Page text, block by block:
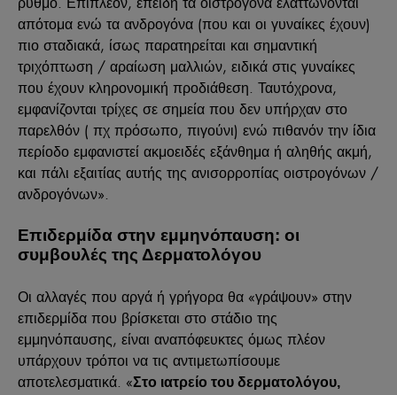
απότομα ενώ τα ανδρογόνα (που και οι γυναίκες έχουν)
πιο σταδιακά, ίσως παρατηρείται και σημαντική
τριχόπτωση / αραίωση μαλλιών, ειδικά στις γυναίκες
που έχουν κληρονομική προδιάθεση. Ταυτόχρονα,
εμφανίζονται τρίχες σε σημεία που δεν υπήρχαν στο
παρελθόν ( πχ πρόσωπο, πιγούνι) ενώ πιθανόν την ίδια
περίοδο εμφανιστεί ακμοειδές εξάνθημα ή αληθής ακμή,
και πάλι εξαιτίας αυτής της ανισορροπίας οιστρογόνων /
ανδρογόνων».
Επιδερμίδα στην εμμηνόπαυση: οι
συμβουλές της Δερματολόγου
Οι αλλαγές που αργά ή γρήγορα θα «γράψουν» στην
επιδερμίδα που βρίσκεται στο στάδιο της
εμμηνόπαυσης, είναι αναπόφευκτες όμως πλέον
υπάρχουν τρόποι να τις αντιμετωπίσουμε
αποτελεσματικά. «Στο ιατρείο του δερματολόγου,